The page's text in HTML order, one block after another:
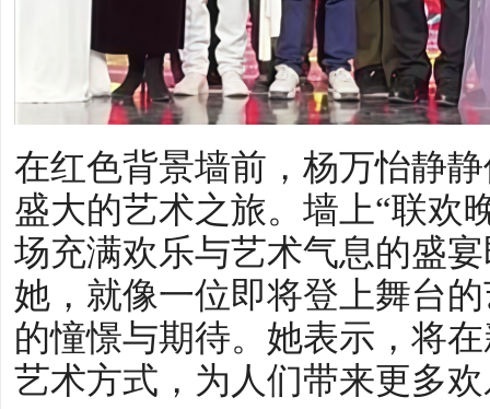
在红色背景墙前，杨万怡静
盛大的艺术之旅。墙上“联欢
场充满欢乐与艺术气息的盛
她，就像一位即将登上舞台
的憧憬与期待。她表示，将
艺术方式，为人们带来更多